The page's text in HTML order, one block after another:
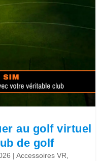
au golf virtuel
de golf
|Accessoires VR,